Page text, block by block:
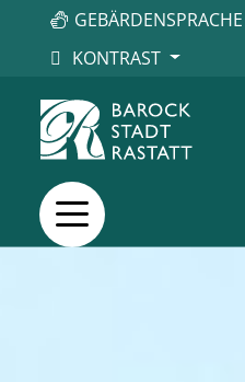
GEBÄRDENSPRACHE
KONTRAST